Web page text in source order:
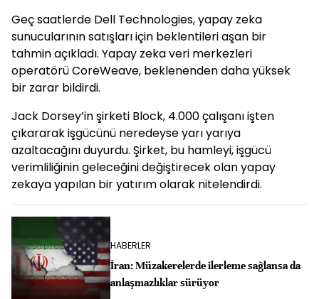
Geç saatlerde Dell Technologies, yapay zeka
sunucularının satışları için beklentileri aşan bir
tahmin açıkladı. Yapay zeka veri merkezleri
operatörü CoreWeave, beklenenden daha yüksek
bir zarar bildirdi.
Jack Dorsey’in şirketi Block, 4.000 çalışanı işten
çıkararak işgücünü neredeyse yarı yarıya
azaltacağını duyurdu. Şirket, bu hamleyi, işgücü
verimliliğinin geleceğini değiştirecek olan yapay
zekaya yapılan bir yatırım olarak nitelendirdi.
HABERLER
İran: Müzakerelerde ilerleme sağlansa da
anlaşmazlıklar sürüyor